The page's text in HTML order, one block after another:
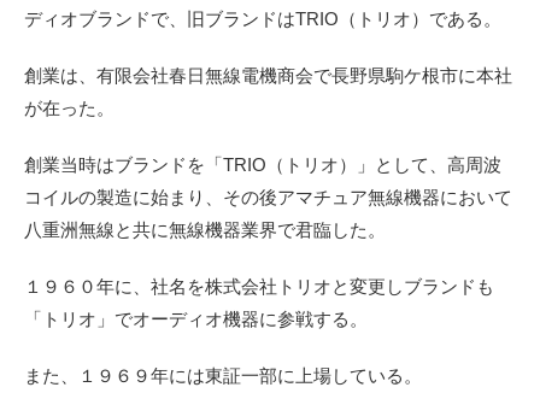
ディオブランドで、旧ブランドはTRIO（トリオ）である。
創業は、有限会社春日無線電機商会で長野県駒ケ根市に本社
が在った。
創業当時はブランドを「TRIO（トリオ）」として、高周波
コイルの製造に始まり、その後アマチュア無線機器において
八重洲無線と共に無線機器業界で君臨した。
１９６０年に、社名を株式会社トリオと変更しブランドも
「トリオ」でオーディオ機器に参戦する。
また、１９６９年には東証一部に上場している。